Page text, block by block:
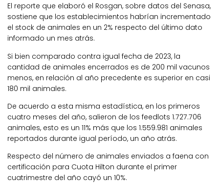
El reporte que elaboró el Rosgan, sobre datos del Senasa,
sostiene que los establecimientos habrían incrementado
el stock de animales en un 2% respecto del último dato
informado un mes atrás.
Si bien comparado contra igual fecha de 2023, la
cantidad de animales encerrados es de 200 mil vacunos
menos, en relación al año precedente es superior en casi
180 mil animales.
De acuerdo a esta misma estadística, en los primeros
cuatro meses del año, salieron de los feedlots 1.727.706
animales, esto es un 11% más que los 1.559.981 animales
reportados durante igual período, un año atrás.
Respecto del número de animales enviados a faena con
certificación para Cuota Hilton durante el primer
cuatrimestre del año cayó un 10%.